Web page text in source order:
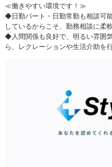
≪働きやすい環境です！≫
◆日勤パート・日勤常勤も相談可
しているからこそ、勤務相談に柔
◆人間関係も良好で、明るい雰囲
ら、レクレーションや生活介助を